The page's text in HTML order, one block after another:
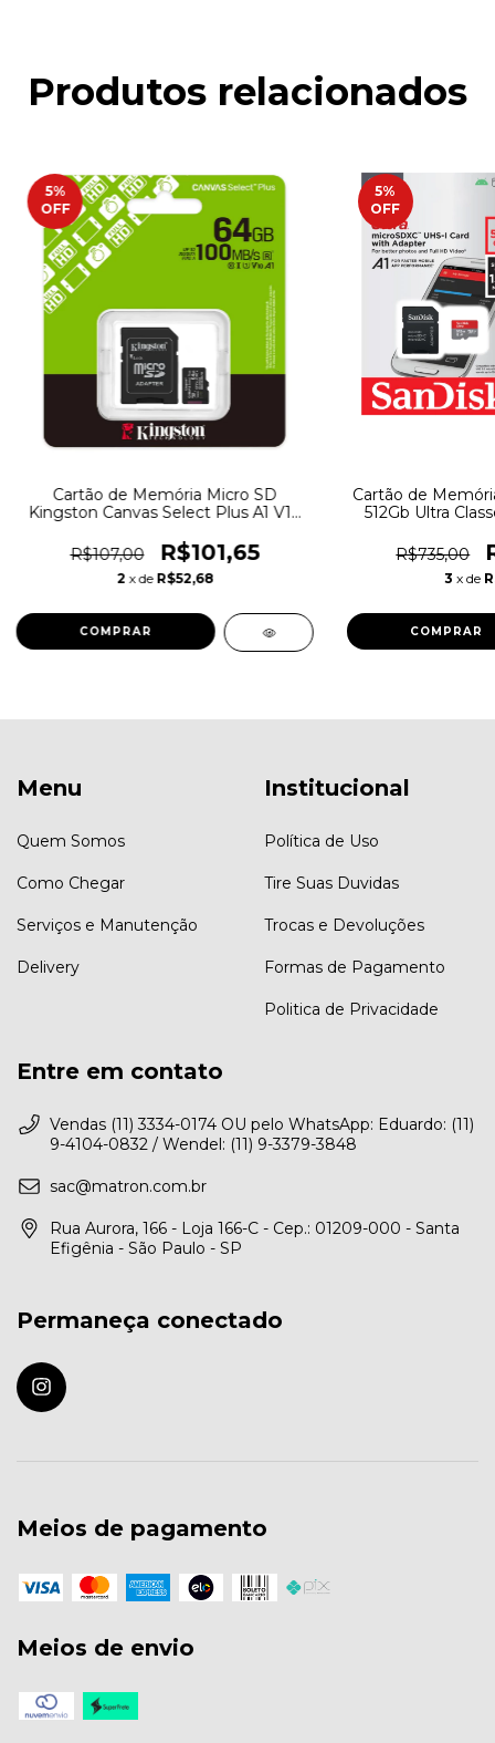
Produtos relacionados
5%
OFF
Cartão de Memória Micro SD
Kingston Canvas Select Plus A1 V10
R$107,00
R$101,65
2 x de R$52,68
5%
OFF
Cartão de
512Gb Ultra
R$735,00
3 x de
Menu
Quem Somos
Como Chegar
Serviços e Manutenção
Delivery
Institucional
Política de Uso
Tire Suas Duvidas
Trocas e Devoluções
Formas de Pagamento
Politica de Privacidade
Entre em contato
Vendas (11) 3334-0174 OU pelo WhatsApp: Eduardo: (11)
9-4104-0832 / Wendel: (11) 9-3379-3848
sac@matron.com.br
Rua Aurora, 166 - Loja 166-C - Cep.: 01209-000 - Santa
Efigênia - São Paulo - SP
Permaneça conectado
Meios de pagamento
Meios de envio